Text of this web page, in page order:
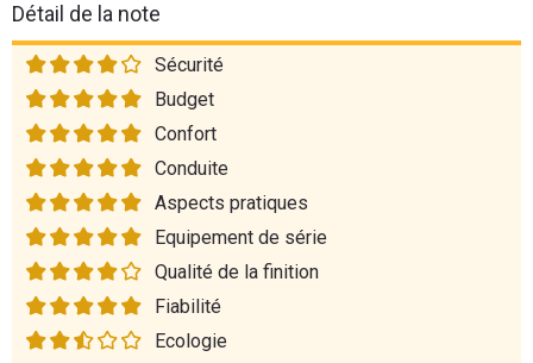
Détail de la note
Sécurité
Budget
Confort
Conduite
Aspects pratiques
Equipement de série
Qualité de la finition
Fiabilité
Ecologie